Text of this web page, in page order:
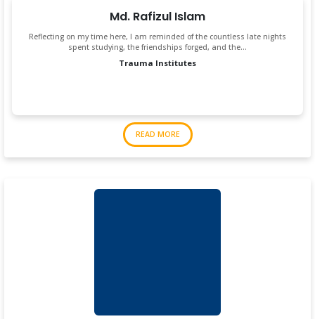
Md. Rafizul Islam
Reflecting on my time here, I am reminded of the countless late nights
spent studying, the friendships forged, and the…
Trauma Institutes
READ MORE